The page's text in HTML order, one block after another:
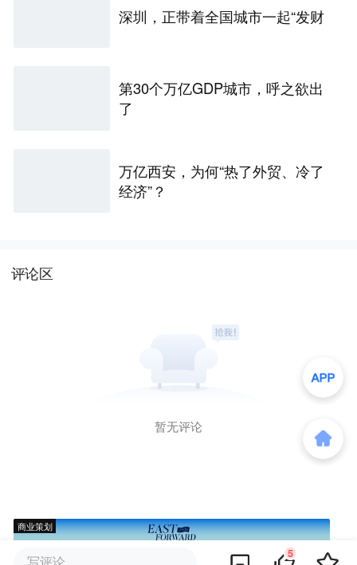
深圳，正带着全国城市一起“发财
第30个万亿GDP城市，呼之欲出
了
万亿西安，为何“热了外贸、冷了
经济”？
评论区
暂无评论
商业策划
写评论... 5